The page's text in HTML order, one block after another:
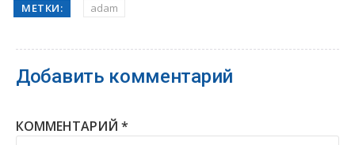
МЕТКИ:
adam
Добавить комментарий
КОММЕНТАРИЙ *